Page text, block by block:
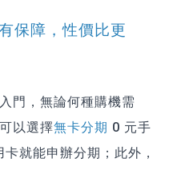
保障，性價比更
門，無論何種購機需
以選擇無卡分期 0 元手
就能申辦分期；此外，